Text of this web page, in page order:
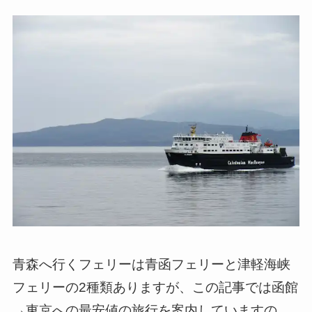
青森へ行くフェリーは青函フェリーと津軽海峡
フェリーの2種類ありますが、この記事では函館